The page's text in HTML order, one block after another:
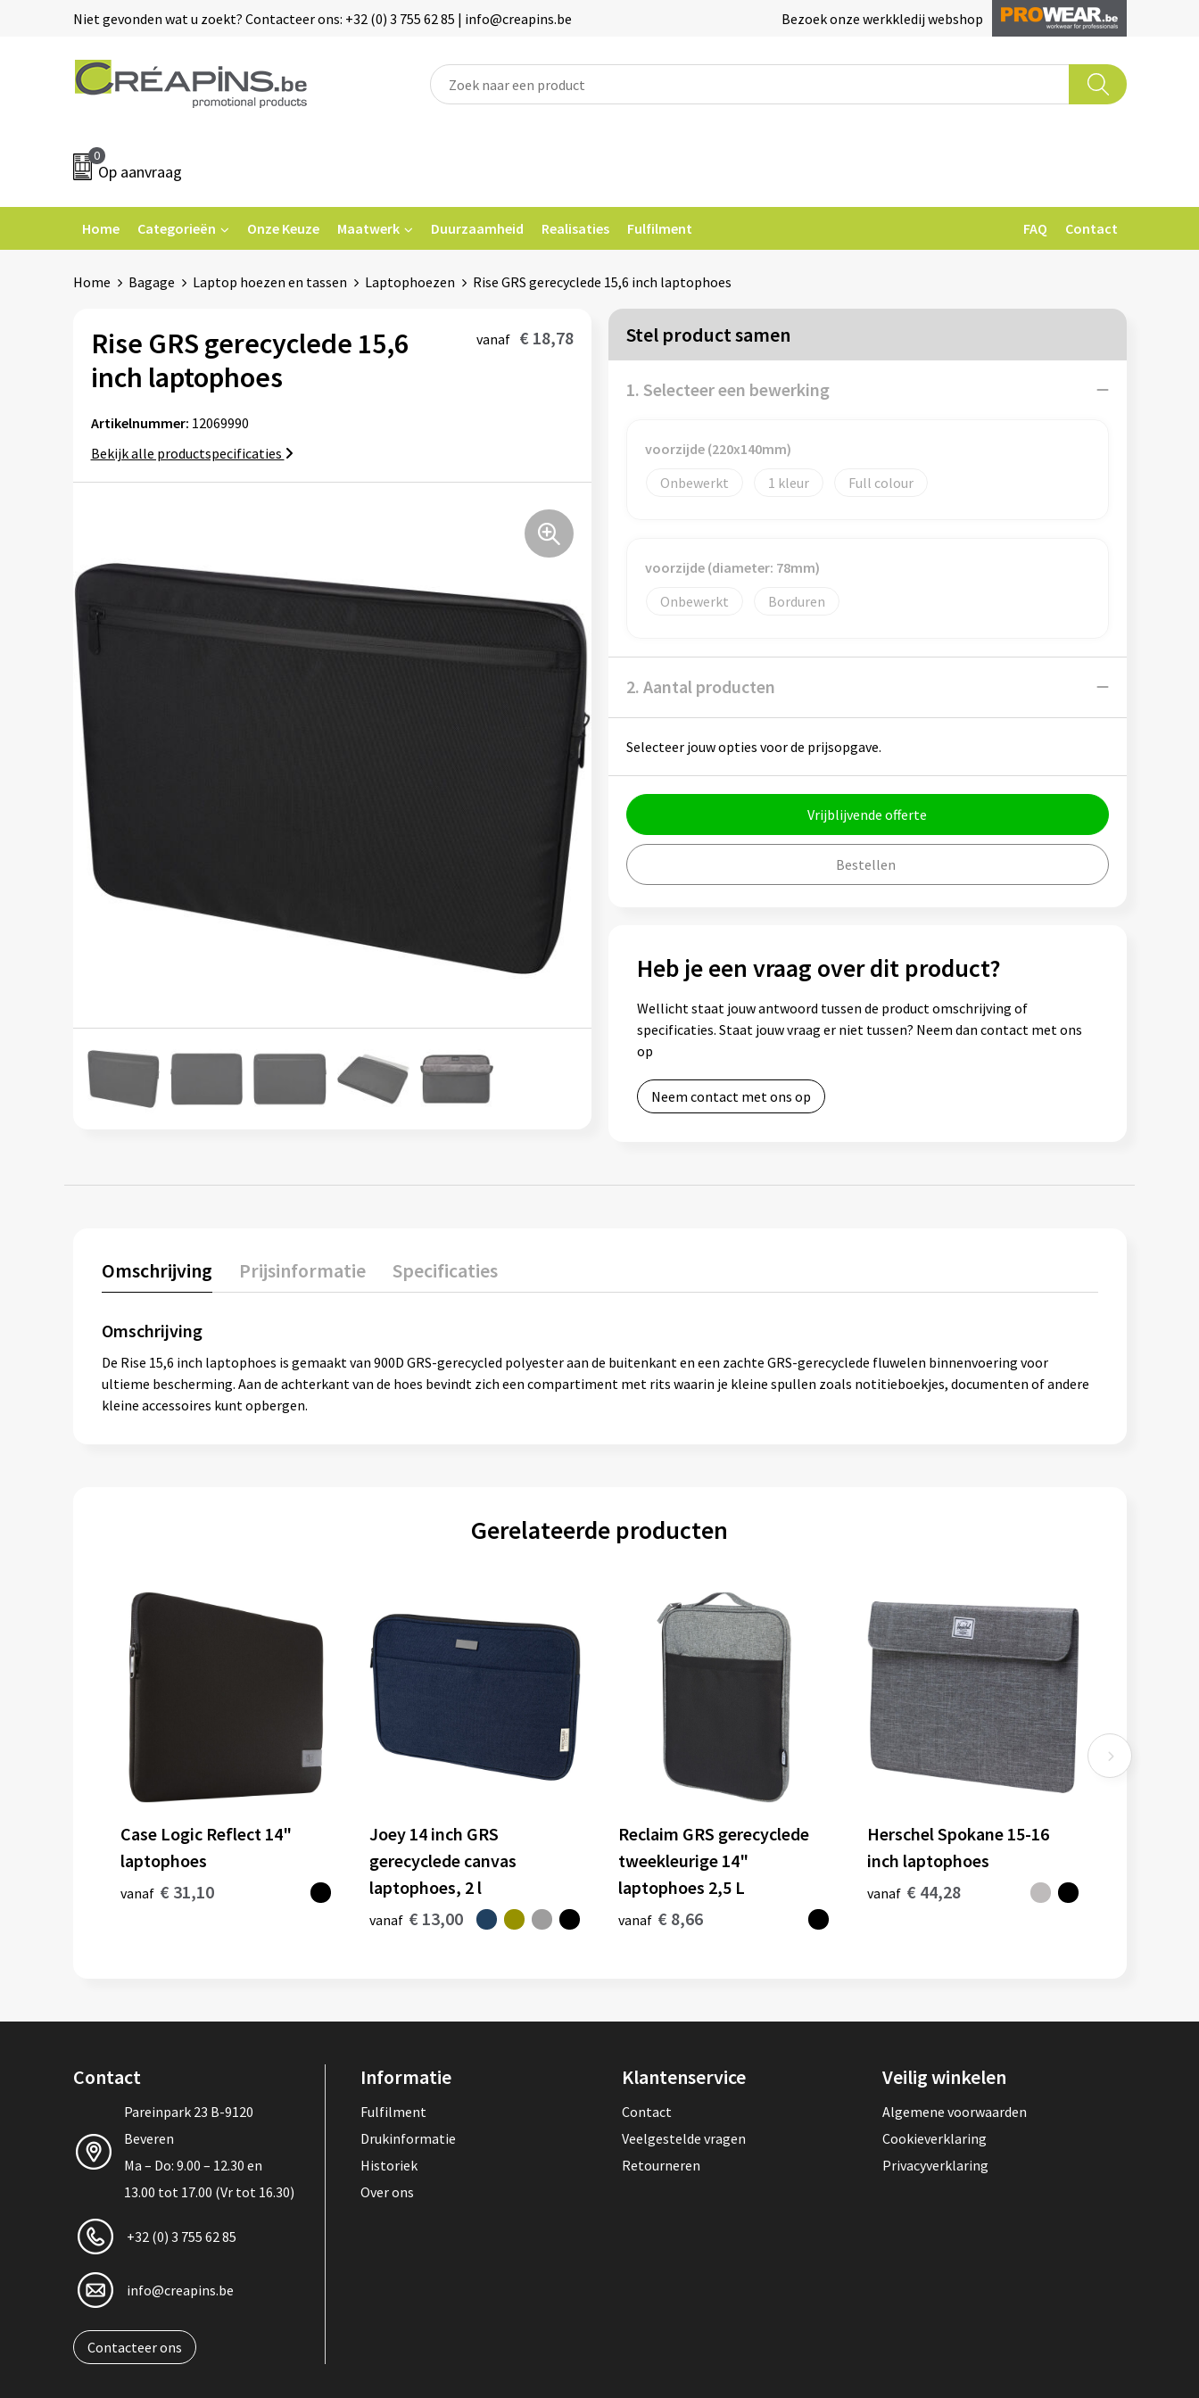
Niet gevonden wat u zoekt? Contacteer ons: +32 (0) 3 755 62 85 | info@creapins.be Bezoek onze werkkledij webshop
0
Op aanvraag
Home Categorieën Onze Keuze Maatwerk Duurzaamheid Realisaties Fulfilment FAQ Contact
Home Bagage Laptop hoezen en tassen Laptophoezen Rise GRS gerecyclede 15,6 inch laptophoes
Rise GRS gerecyclede 15,6
inch laptophoes
vanaf € 18,78
Artikelnummer: 12069990
Bekijk alle productspecificaties
Stel product samen
1. Selecteer een bewerking
voorzijde (220x140mm)
Onbewerkt
1 Full colour
voorzijde (diameter: 78mm)
Onbewerkt
Borduren
2. Aantal producten
Selecteer jouw opties voor de prijsopgave.
Vrijblijvende offerte
Bestellen
Heb je een vraag over dit product?
Wellicht staat jouw antwoord tussen de product omschrijving of
specificaties. Staat jouw vraag er niet tussen? Neem dan contact met ons
op
Neem contact met ons op
Omschrijving Prijsinformatie Specificaties
Omschrijving
De Rise 15,6 inch laptophoes is gemaakt van 900D GRS-gerecycled polyester aan de buitenkant en een zachte GRS-gerecyclede fluwelen binnenvoering voor
ultieme bescherming. Aan de achterkant van de hoes bevindt zich een compartiment met rits waarin je kleine spullen zoals notitieboekjes, documenten of andere
kleine accessoires kunt opbergen.
Gerelateerde producten
Case Logic Reflect 14"
laptophoes
vanaf € 31,10
Joey 14 inch GRS
gerecyclede canvas
laptophoes, 2 l
vanaf € 13,00
Reclaim GRS gerecyclede
tweekleurige 14"
laptophoes 2,5 L
vanaf € 8,66
Herschel Spokane 15-16
inch laptophoes
vanaf € 44,28
Contact
Pareinpark 23 B-9120
Beveren
Ma – Do: 9.00 – 12.30 en
13.00 tot 17.00 (Vr tot 16.30)
+32 (0) 3 755 62 85
info@creapins.be
Contacteer ons
Informatie
Fulfilment
Drukinformatie
Historiek
Over ons
Klantenservice
Contact
Veelgestelde vragen
Retourneren
Veilig winkelen
Algemene voorwaarden
Cookieverklaring
Privacyverklaring